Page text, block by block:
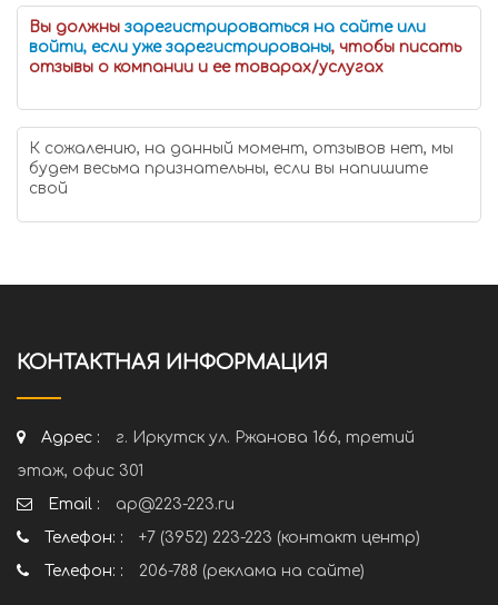
Вы должны зарегистрироваться на сайте или
войти, если уже зарегистрированы, чтобы писать
отзывы о компании и ее товарах/услугах
К сожалению, на данный момент, отзывов нет, мы
будем весьма признательны, если вы напишите
свой
КОНТАКТНАЯ ИНФОРМАЦИЯ
Адрес :
г. Иркутск ул. Ржанова 166, третий
этаж, офис 301
Email :
ap@223-223.ru
Телефон: :
+7 (3952) 223-223 (контакт центр)
Телефон: :
206-788 (реклама на сайте)